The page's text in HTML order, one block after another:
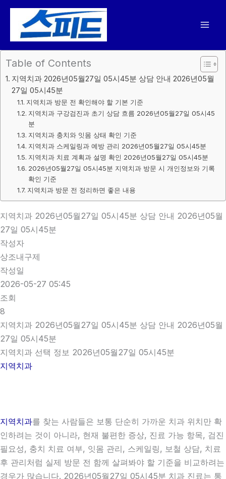
건
너
Table of Contents
지역치과 2026년05월27일 05시45분 상담 안내 2026년05월
27일 05시45분
지역치과 방문 전 확인해야 할 기본 기준
지역치과 구강검진과 초기 상담 흐름 2026년05월27일 05시45
분
지역치과 충치와 잇몸 상태 확인 기준
지역치과 스케일링과 예방 관리 2026년05월27일 05시45분
지역치과 치료 계획과 설명 확인 2026년05월27일 05시45분
2026년05월27일 05시45분 지역치과 방문 시 개인정보와 기록
확인 기준
지역치과 방문 전 정리하면 좋은 내용
지역치과 2026년05월27일 05시45분 상담 안내 2026년05월
27일 05시45분
작성자
상조내구제
작성일
2026-05-27 05:45
조회
8
지역치과 2026년05월27일 05시45분 상담 안내 2026년05월
27일 05시45분
지역치과 선택 정보 2026년05월27일 05시45분
지역치과
지역치과를 찾는 사람들은 보통 단순히 가까운 치과 위치만 확
인하려는 것이 아니라, 현재 불편한 증상, 진료 가능 항목, 검진
필요성, 충치 치료 여부, 잇몸 관리, 스케일링, 보철 상담, 치료
후 관리처럼 실제 방문 전 함께 살펴봐야 할 기준을 비교하려는
경우가 많습니다. 2026년05월27일 05시45분 치과 진료는 통